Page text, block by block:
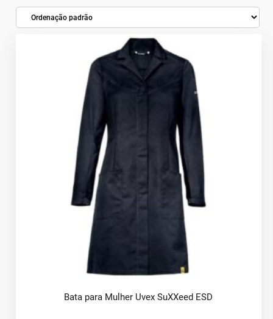
Bata para Mulher Uvex SuXXeed ESD